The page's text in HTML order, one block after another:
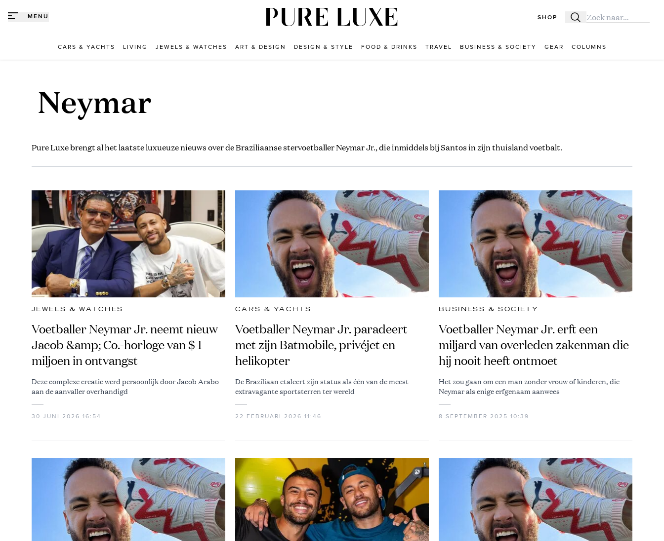
MENU SHOP Zoeken
Zoek naar:
CARS & YACHTS LIVING JEWELS & WATCHES ART & DESIGN DESIGN & STYLE FOOD & DRINKS TRAVEL BUSINESS & SOCIETY GEAR COLUMNS
Neymar
Pure Luxe brengt al het laatste luxueuze nieuws over de Braziliaanse stervoetballer Neymar Jr., die inmiddels bij Santos in zijn thuisland voetbalt.
JEWELS & WATCHES
Voetballer Neymar Jr. neemt nieuw
Jacob &amp; Co.-horloge van $ 1
miljoen in ontvangst
Deze complexe creatie werd persoonlijk door Jacob Arabo
aan de aanvaller overhandigd
30 JUNI 2026 16:54
CARS & YACHTS
Voetballer Neymar Jr. paradeert
met zijn Batmobile, privéjet en
helikopter
De Braziliaan etaleert zijn status als één van de meest
extravagante sportsterren ter wereld
22 FEBRUARI 2026 11:46
BUSINESS & SOCIETY
Voetballer Neymar Jr. erft een
miljard van overleden zakenman die
hij nooit heeft ontmoet
Het zou gaan om een man zonder vrouw of kinderen, die
Neymar als enige erfgenaam aanwees
8 SEPTEMBER 2025 10:39